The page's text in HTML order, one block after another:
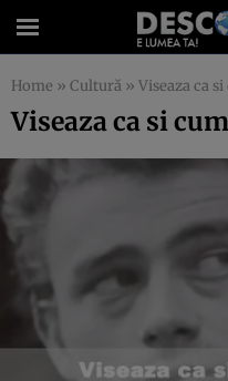
Home » Cultură » Viseaza ca
Viseaza ca si